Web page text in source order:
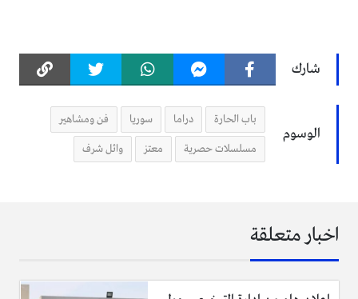
شارك
الوسوم
باب الحارة دراما سوريا فن ومشاهير
مسلسلات حصرية معتز وائل شرف
اخبار متعلقة